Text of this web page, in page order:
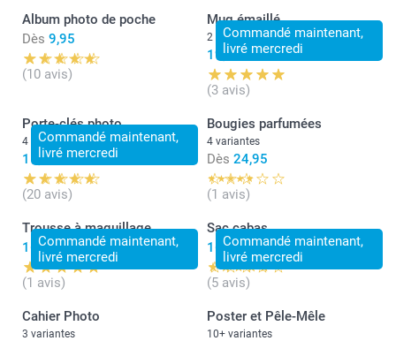
Album photo de poche
Dès 9,95
(10 avis)
Commandé maintenant,
livré mercredi
Mug émaillé
2 variantes
19,95
(3 avis)
Commandé maintenant,
livré mercredi
Porte-clés photo
4 variantes
11,95
(20 avis)
Bougies parfumées
4 variantes
Dès 24,95
(1 avis)
Commandé maintenant,
livré mercredi
Trousse à maquillage
16,95
(1 avis)
Commandé maintenant,
livré mercredi
Sac cabas
16,95
(5 avis)
Cahier Photo
3 variantes
Poster et Pêle-Mêle
10+ variantes